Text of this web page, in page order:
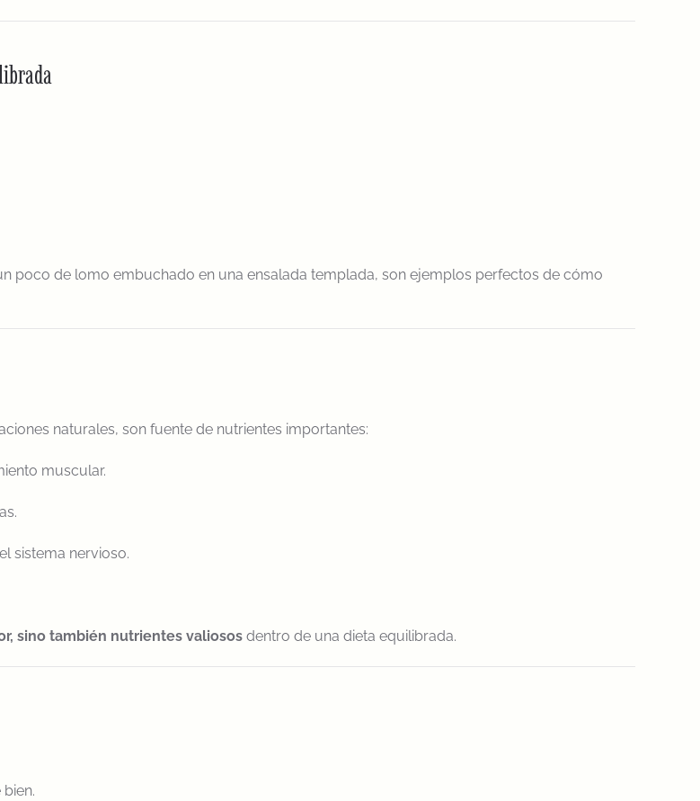
poco de lomo embuchado en una ensalada templada, son ejemplos perfectos de cómo
naturales, son fuente de nutrientes importantes:
muscular.
sistema nervioso.
sino también nutrientes valiosos dentro de una dieta equilibrada.